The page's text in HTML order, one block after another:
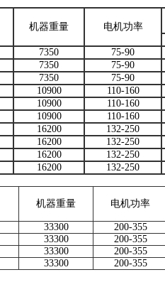
机器重量 电机功率
7350 75-90
7350 75-90
7350 75-90
10900 110-160
10900 110-160
10900 110-160
16200 132-250
16200 132-250
16200 132-250
16200 132-250
机器重量 电机功率
33300 200-355
33300 200-355
33300 200-355
33300 200-355